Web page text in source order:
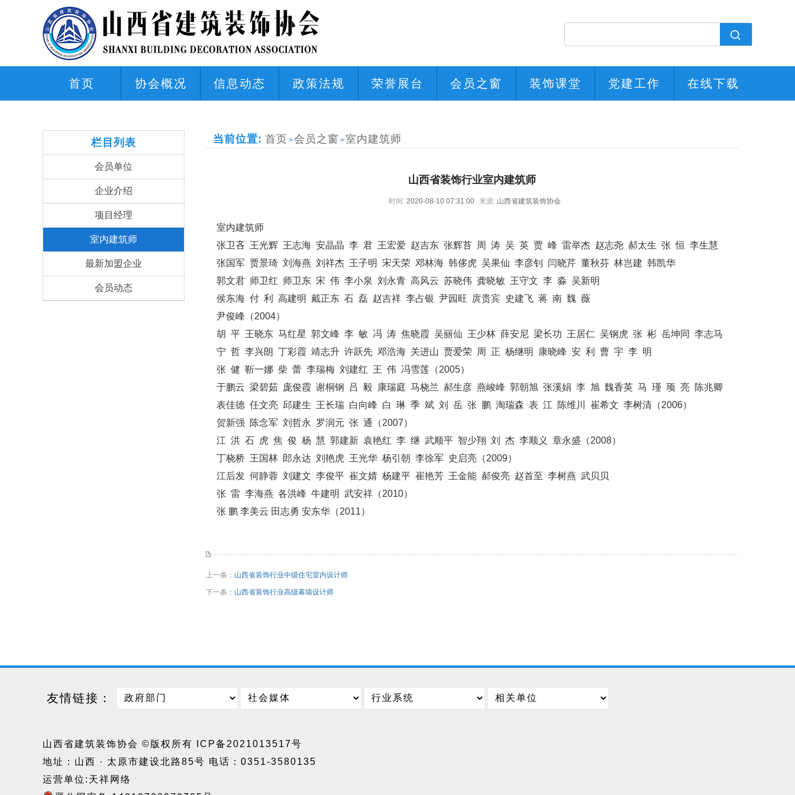
首页 协会概况 信息动态 政策法规 荣誉展台 会员之窗 装饰课堂 党建工作 在线下载
栏目列表
会员单位
企业介绍
项目经理
室内建筑师
最新加盟企业
会员动态
当前位置: 首页 >会员之窗 >室内建筑师
山西省装饰行业室内建筑师
时间: 2020-08-10 07:31:00 来源: 山西省建筑装饰协会
室内建筑师
张卫吝 王光辉 王志海 安晶晶 李 君 王宏爱 赵吉东 张辉苔 周 涛 吴 英 贾 峰 雷举杰 赵志尧 郝太生 张 恒 李生慧
张国军 贾景琦 刘海燕 刘祥杰 王子明 宋天荣 邓林海 韩侈虎 吴果仙 李彦钊 闫晓芹 董秋芬 林岂建 韩凯华
郭文君 师卫红 师卫东 宋 伟 李小泉 刘永青 高风云 苏晓伟 龚晓敏 王守文 李 淼 吴新明
侯东海 付 利 高建明 戴正东 石 磊 赵吉祥 李占银 尹园旺 庹贵宾 史建飞 蒋 南 魏 薇
尹俊峰（2004）
胡 平 王晓东 马红星 郭文峰 李 敏 冯 涛 焦晓霞 吴丽仙 王少林 薛安尼 梁长功 王居仁 吴钢虎 张 彬 岳坤同 李志马
宁 哲 李兴朗 丁彩霞 靖志升 许跃先 邓浩海 关进山 贾爱荣 周 正 杨继明 康晓峰 安 利 曹 宇 李 明
张 健 靳一娜 柴 蕾 李瑞梅 刘建红 王 伟 冯雪莲（2005）
于鹏云 梁碧茹 庞俊霞 谢桐钢 吕 毅 康瑞庭 马桡兰 郝生彦 燕峻峰 郭朝旭 张溪娟 李 旭 魏香英 马 瑾 顼 亮 陈兆卿
表佳德 任文亮 邱建生 王长瑞 白向峰 白 琳 季 斌 刘 岳 张 鹏 淘瑞森 表 江 陈维川 崔希文 李树清（2006）
贺新强 陈念军 刘哲永 罗润元 张 通（2007）
江 洪 石 虎 焦 俊 杨 慧 郭建新 袁艳红 李 继 武顺平 智少翔 刘 杰 李顺义 章永盛（2008）
丁桡桥 王国林 郎永达 刘艳虎 王光华 杨引朝 李徐军 史启亮（2009）
江后发 何静蓉 刘建文 李俊平 崔文婧 杨建平 崔艳芳 王金能 郝俊亮 赵首至 李树燕 武贝贝
张 雷 李海燕 各洪峰 牛建明 武安祥（2010）
张 鹏 李美云 田志勇 安东华（2011）
上一条： 山西省装饰行业中级住宅室内设计师
下一条： 山西省装饰行业高级幕墙设计师
友情链接：
山西省建筑装饰协会 ©版权所有
ICP备2021013517号
地址：山西 · 太原市建设北路85号 电话：0351-3580135
运营单位:天祥网络